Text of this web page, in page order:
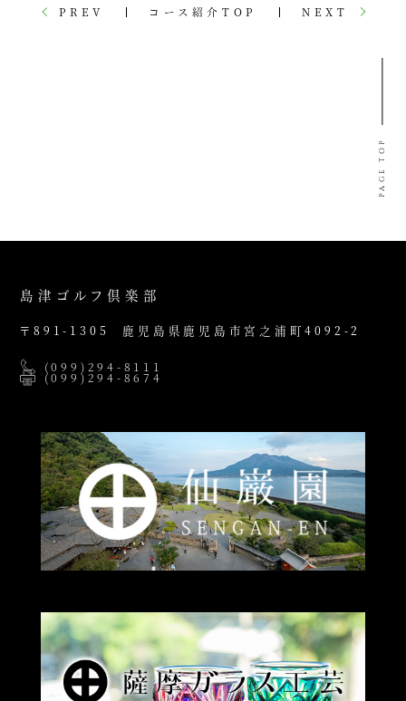
PREV コース紹介TOP NEXT
PAGE TOP
島津ゴルフ倶楽部
〒891-1305 鹿児島県鹿児島市宮之浦町4092-2
(099)294-8111
(099)294-8674